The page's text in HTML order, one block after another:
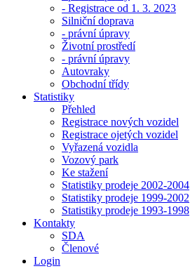
- Registrace od 1. 3. 2023
Silniční doprava
- právní úpravy
Životní prostředí
- právní úpravy
Autovraky
Obchodní třídy
Statistiky
Přehled
Registrace nových vozidel
Registrace ojetých vozidel
Vyřazená vozidla
Vozový park
Ke stažení
Statistiky prodeje 2002-2004
Statistiky prodeje 1999-2002
Statistiky prodeje 1993-1998
Kontakty
SDA
Členové
Login